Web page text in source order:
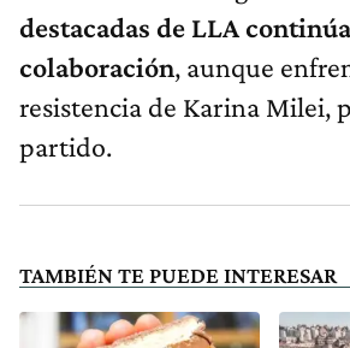
destacadas de LLA
colaboración, aunque
resistencia de Karina Milei,
partido.
TAMBIÉN TE PUEDE INTERESAR